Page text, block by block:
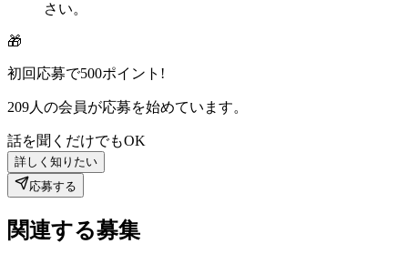
さい。
🎁
初回応募で500ポイント!
209人の会員が応募を始めています。
話を聞くだけでもOK
詳しく知りたい
応募する
関連する募集